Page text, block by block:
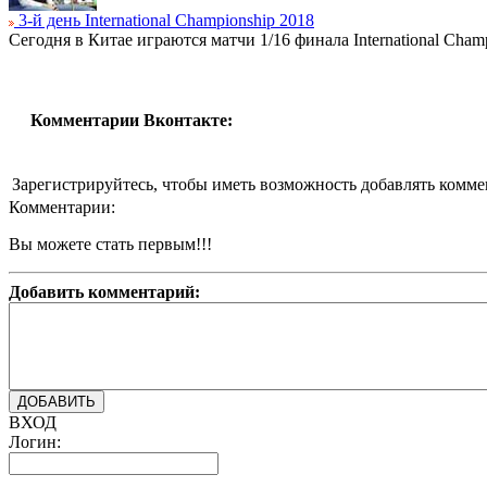
3-й день International Championship 2018
Сегодня в Китае играются матчи 1/16 финала International
Комментарии Вконтакте:
Зарегистрируйтесь, чтобы иметь возможность добавлять
Комментарии:
Вы можете стать первым!!!
Добавить комментарий:
ВХОД
Логин: